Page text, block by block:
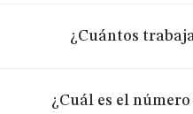
¿Cuántos
¿Cuál es el